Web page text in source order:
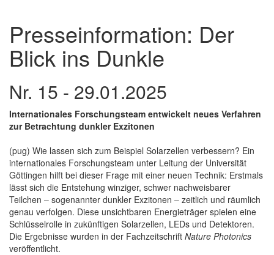
Presseinformation: Der
Blick ins Dunkle
Nr. 15 - 29.01.2025
Internationales Forschungsteam entwickelt neues Verfahren
zur Betrachtung dunkler Exzitonen
(pug) Wie lassen sich zum Beispiel Solarzellen verbessern? Ein
internationales Forschungsteam unter Leitung der Universität
Göttingen hilft bei dieser Frage mit einer neuen Technik: Erstmals
lässt sich die Entstehung winziger, schwer nachweisbarer
Teilchen – sogenannter dunkler Exzitonen – zeitlich und räumlich
genau verfolgen. Diese unsichtbaren Energieträger spielen eine
Schlüsselrolle in zukünftigen Solarzellen, LEDs und Detektoren.
Die Ergebnisse wurden in der Fachzeitschrift Nature Photonics
veröffentlicht.